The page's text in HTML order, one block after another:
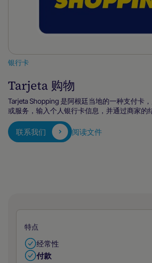
银行卡
Tarjeta 购物
Tarjeta Shopping 是阿根廷当地的一种支付卡
或服务，输入个人银行卡信息，并通过商家的
联系我们 阅读文件
特点
经常性
付款